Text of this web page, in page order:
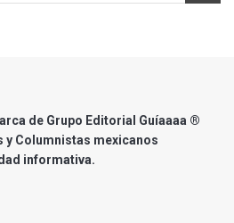
de Grupo Editorial Guíaaaa ®
Columnistas mexicanos
informativa.